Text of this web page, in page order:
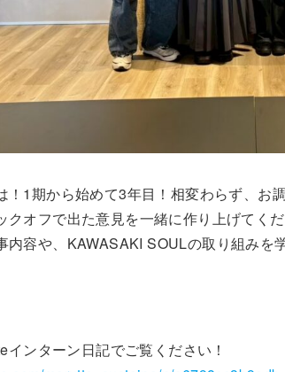
！1期から始めて3年目！相変わらず、お
クオフで出た意見を一緒に作り上げてく
内容や、KAWASAKI SOULの取り組みを
インターン日記でご覧ください！